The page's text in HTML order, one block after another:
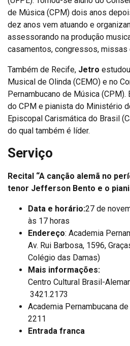
de Música (CPM) dois anos
dez anos vem atuando e
assessorando na produção
casamentos, congressos, missas
Também de Recife, Jetro
Musical de Olinda (CEMO) e no
Pernambucano de Música
do CPM e pianista do Ministério
Episcopal Carismática do Brasil
do qual também é líder.
Serviço
Recital “A canção alemã no
tenor Jefferson Bento e o
Data e horário:27 de
às 17 horas
Endereço: Academia
Av. Rui Barbosa, 1596,
Colégio das Damas)
Mais informações:
Centro Cultural Brasil-
3421.2173
Academia Pernambucana
2211
Entrada franca